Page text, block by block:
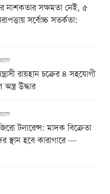
নাশকতার সক্ষমতা নেই, ৫
সর্বোচ্চ সতর্কতা:
রায়হান চক্রের ৪ সহযোগী
অস্ত্র উদ্ধার
টলারেন্স: মাদক বিক্রেতা
স্থান হবে কারাগারে —